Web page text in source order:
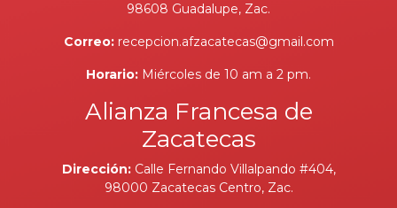
98608 Guadalupe, Zac.
Correo: recepcion.afzacatecas@gmail.com
Horario: Miércoles de 10 am a 2 pm.
Alianza Francesa de
Zacatecas
Dirección:Calle Fernando Villalpando #404,
98000 Zacatecas Centro, Zac.